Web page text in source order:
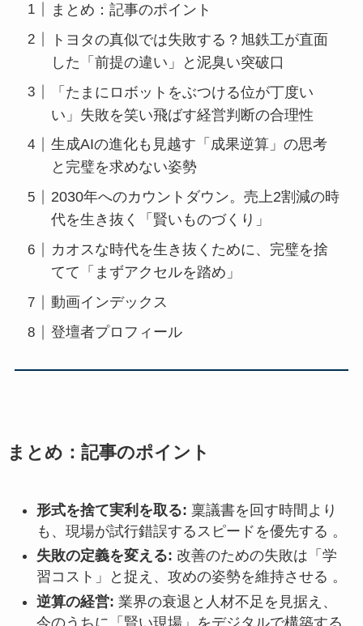
まとめ：記事のポイント
トヨタの真似では失敗する？旭鉄工が直面
した「前提の違い」と泥臭い突破口
「たまにロボットをぶつける位が丁度い
い」失敗を笑い飛ばす経営判断の合理性
生成AIの進化も見越す「成果逆算」の思考
と完璧を求めない姿勢
2030年へのカウントダウン。売上2割減の時
代を生き抜く「賢いものづくり」
カオスな時代を生き抜くために、完璧を捨
てて「まずアクセルを踏め」
動画インデックス
登壇者プロフィール
まとめ：記事のポイント
形式を捨て実利を取る: 稟議書を回す時間より
も、現場が試行錯誤するスピードを優先する 。
失敗の定義を変える: 改善のための失敗は「学
習コスト」と捉え、攻めの姿勢を維持させる 。
逆算の経営: 業界の衰退と人材不足を見据え、
今のうちに「賢い現場」をデジタルで構築する